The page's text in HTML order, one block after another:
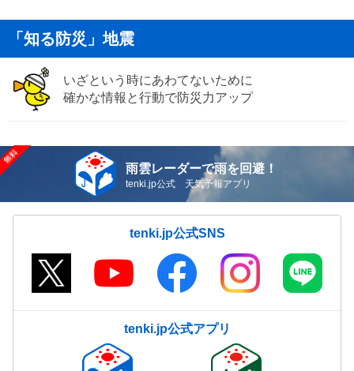
「知る防災」地震
いざという時にあわてないために
確かな情報と行動で防災力アップ
雨雲レーダーで雨を回避！
tenki.jp公式 天気予報アプリ
tenki.jp公式SNS
tenki.jp公式アプリ